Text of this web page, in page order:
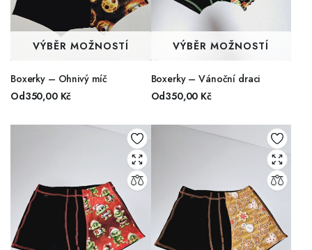
VÝBĚR MOŽNOSTÍ
Boxerky – Ohnivý míč
Od350,00 Kč
VÝBĚR MOŽNOSTÍ
Boxerky – Vánoční draci
Od350,00 Kč